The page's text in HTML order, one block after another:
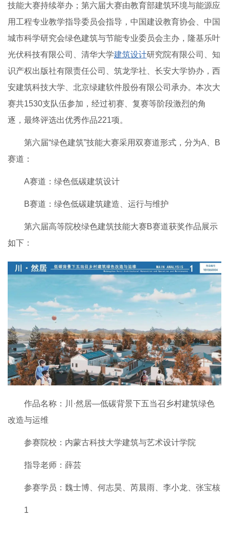
技能大赛持续举办；第六届大赛由教育部建筑环境与能源应
用工程专业教学指导委员会指导，中国建设教育协会、中国
城市科学研究会绿色建筑与节能专业委员会主办，隆基乐叶
光伏科技有限公司、清华大学建筑设计研究院有限公司、知
识产权出版社有限责任公司、筑龙学社、长安大学协办，西
安建筑科技大学、北京绿建软件股份有限公司承办。本次大
赛共1530支队伍参加，经过初赛、复赛等阶段激烈的角
逐，最终评选出优秀作品221项。
第六届“绿色建筑”技能大赛采用双赛道形式，分为A、B
赛道：
A赛道：绿色低碳建筑设计
B赛道：绿色低碳建筑建造、运行与维护
第六届高等院校绿色建筑技能大赛B赛道获奖作品展示
如下：
作品名称：川·然居—低碳背景下五当召乡村建筑绿色
改造与运维
参赛院校：内蒙古科技大学建筑与艺术设计学院
指导老师：薛芸
参赛学员：魏士博、何志昊、芮晨雨、李小龙、张宝核
1